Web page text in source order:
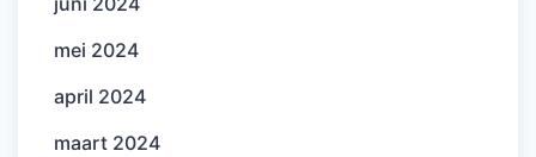
mei 2024
april 2024
maart 2024